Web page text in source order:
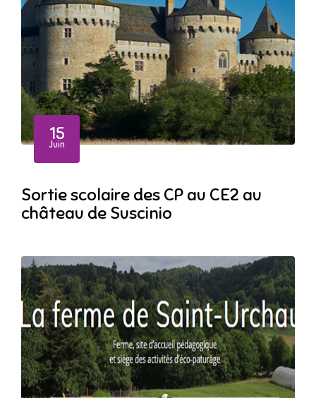
15
Juin
Sortie scolaire des CP au CE2 au
château de Suscinio